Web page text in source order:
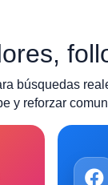
búsquedas
y reforzar